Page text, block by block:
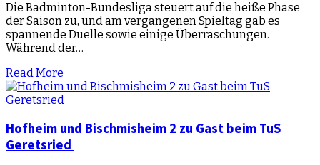
Die Badminton-Bundesliga steuert auf die heiße Phase
der Saison zu, und am vergangenen Spieltag gab es
spannende Duelle sowie einige Überraschungen.
Während der…
Read More
Hofheim und Bischmisheim 2 zu Gast beim TuS
Geretsried